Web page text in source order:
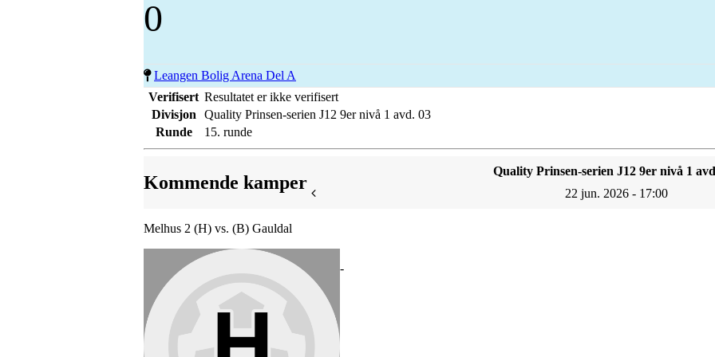
0
Leangen Bolig Arena Del A
Verifisert Resultatet er ikke verifisert
Divisjon
Quality Prinsen-serien J12 9er nivå 1 avd. 03
Runde
15. runde
Kommende kamper
Quality Prinsen-serien J12 9er nivå 1
22 jun. 2026 - 17:00
Melhus 2 (H) vs. (B) Gauldal
-